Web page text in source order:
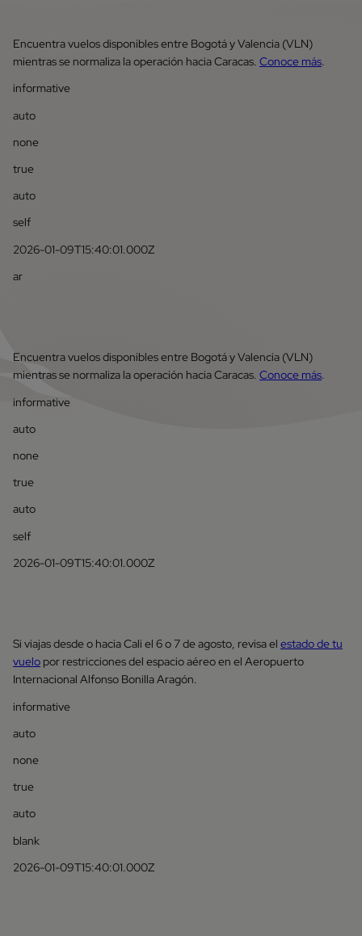
Encuentra vuelos disponibles entre Bogotá y Valencia (VLN)
mientras se normaliza la operación hacia Caracas. Conoce más.
informative
auto
none
true
auto
self
2026-01-09T15:40:01.000Z
ar
Encuentra vuelos disponibles entre Bogotá y Valencia (VLN)
mientras se normaliza la operación hacia Caracas. Conoce más.
informative
auto
none
true
auto
self
2026-01-09T15:40:01.000Z
Si viajas desde o hacia Cali el 6 o 7 de agosto, revisa el estado de tu
vuelo por restricciones del espacio aéreo en el Aeropuerto
Internacional Alfonso Bonilla Aragón.
informative
auto
none
true
auto
blank
2026-01-09T15:40:01.000Z